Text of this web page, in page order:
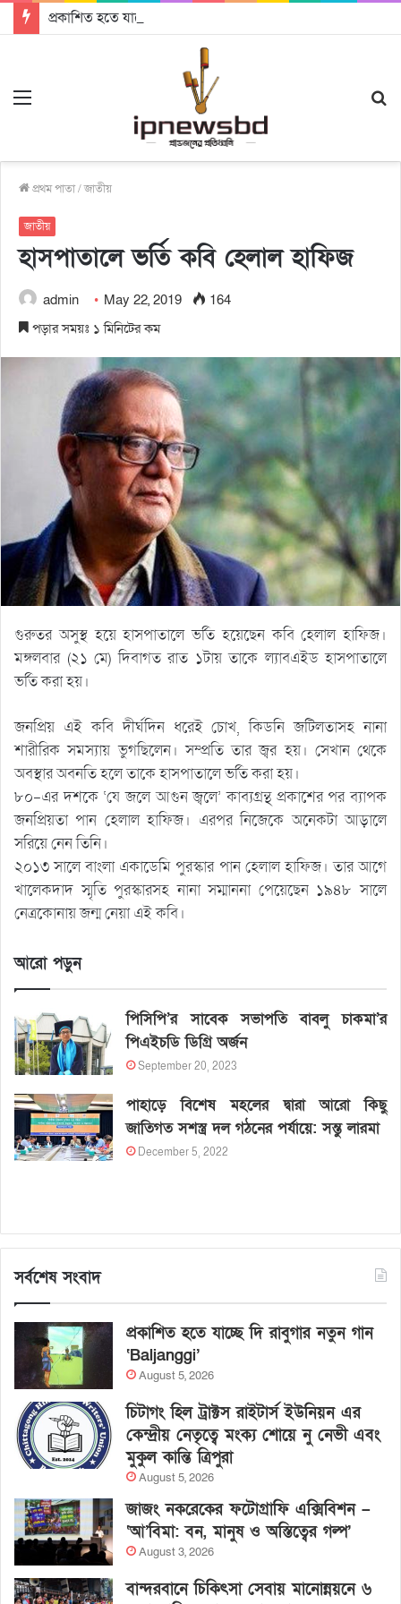
প্রকাশিত হতে যাচ্ছে দি রাবুগার নতুন গান ‘Baljanggi’
প্রথম পাতা/জাতীয়
জাতীয়
হাসপাতালে ভর্তি কবি হেলাল হাফিজ
admin May 22, 2019
164
পড়ার সময়ঃ ১ মিনিটের কম
গুরুতর অসুস্থ হয়ে হাসপাতালে ভর্তি হয়েছেন কবি হেলাল হাফিজ।
মঙ্গলবার (২১ মে) দিবাগত রাত ১টায় তাকে ল্যাবএইড হাসপাতালে
ভর্তি করা হয়।
জনপ্রিয় এই কবি দীর্ঘদিন ধরেই চোখ, কিডনি জটিলতাসহ নানা
শারীরিক সমস্যায় ভুগছিলেন। সম্প্রতি তার জ্বর হয়। সেখান থেকে
অবস্থার অবনতি হলে তাকে হাসপাতালে ভর্তি করা হয়।
৮০-এর দশকে ‘যে জলে আগুন জ্বলে’ কাব্যগ্রন্থ প্রকাশের পর ব্যাপক
জনপ্রিয়তা পান হেলাল হাফিজ। এরপর নিজেকে অনেকটা আড়ালে
সরিয়ে নেন তিনি।
২০১৩ সালে বাংলা একাডেমি পুরস্কার পান হেলাল হাফিজ। তার আগে
খালেকদাদ স্মৃতি পুরস্কারসহ নানা সম্মাননা পেয়েছেন ১৯৪৮ সালে
নেত্রকোনায় জন্ম নেয়া এই কবি।
আরো পড়ুন
পিসিপি’র সাবেক সভাপতি বাবলু চাকমা’র
পিএইচডি ডিগ্রি অর্জন
September 20, 2023
পাহাড়ে বিশেষ মহলের দ্বারা আরো কিছু
জাতিগত সশস্ত্র দল গঠনের পর্যায়ে: সন্তু লারমা
December 5, 2022
সর্বশেষ সংবাদ
প্রকাশিত হতে যাচ্ছে দি রাবুগার নতুন গান
‘Baljanggi’
August 5, 2026
চিটাগং হিল ট্রাক্টস রাইটার্স ইউনিয়ন এর
কেন্দ্রীয় নেতৃত্বে মংক্য শোয়ে নু নেভী এবং
মুকুল কান্তি ত্রিপুরা
August 5, 2026
জাজং নকরেকের ফটোগ্রাফি এক্সিবিশন –
‘আ’বিমা: বন, মানুষ ও অস্তিত্বের গল্প’
August 3, 2026
বান্দরবানে চিকিৎসা সেবায় মানোন্নয়নে ৬